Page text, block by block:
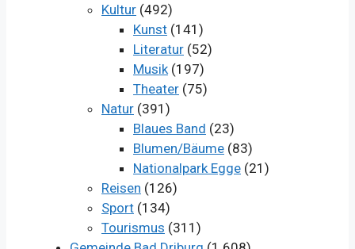
Kultur (492)
Kunst (141)
Literatur (52)
Musik(197)
Theater (75)
Natur (391)
Blaues Band (23)
Blumen/Bäume (83)
Nationalpark Egge (21)
Reisen (126)
Sport (134)
Tourismus (311)